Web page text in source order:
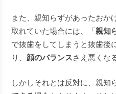
また、親知らずがあったおか
取れていた場合には、「親知
で抜歯をしてしまうと抜歯後
り、 顔のバランスさえ悪くな
しかしそれとは反対に、親知